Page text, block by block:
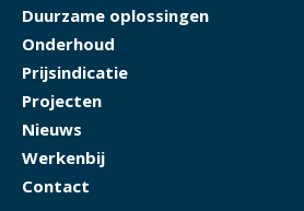
Duurzame oplossingen
Onderhoud
Prijsindicatie
Projecten
Nieuws
Werkenbij
Contact